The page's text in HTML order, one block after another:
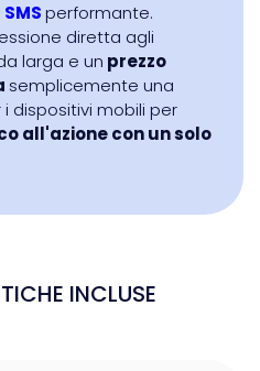
SMSperformante.
diretta agli
larga e un prezzo
semplicemente una
dispositivi mobili per
all'azione con un solo
INCLUSE